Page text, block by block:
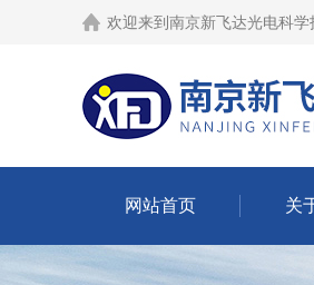
欢迎来到 南京新飞达光电科
网站首页 关